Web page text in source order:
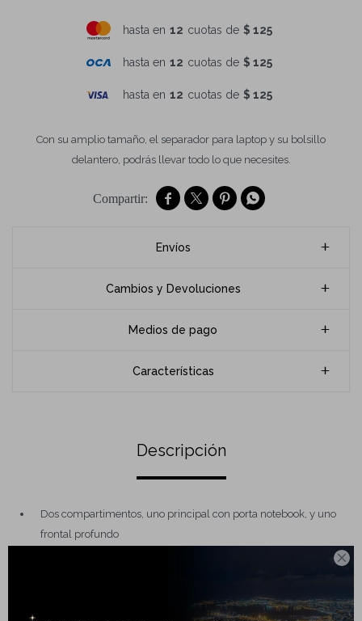

hasta en 12 cuotas de $ 125
hasta en 12 cuotas de $ 125
hasta en 12 cuotas de $ 125
Con su amplio tamaño, el separador para laptop y su bolsillo
delantero, podrás llevar todo lo que necesites.
   
Envíos
Cambios y Devoluciones
Medios de pago
Características
Descripción
Dos compartimentos, uno principal con porta notebook, y uno
frontal profundo